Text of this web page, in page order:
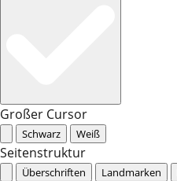
Großer Cursor
Schwarz Weiß
Seitenstruktur
Überschriften Landmarken